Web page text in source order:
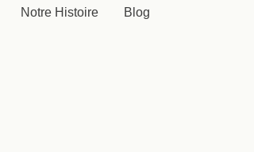
Notre Histoire Blog